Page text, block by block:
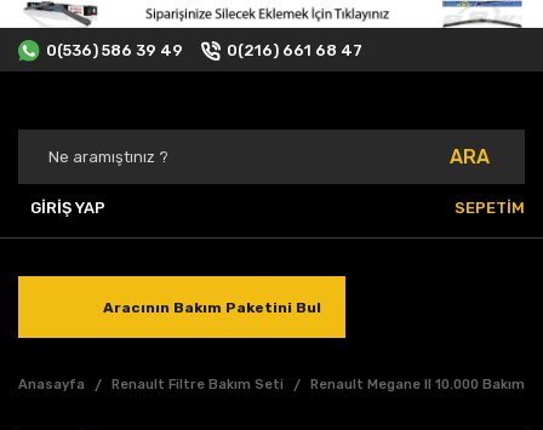
0(536) 586 39 49 0(216) 661 68 47
ARA
GİRİŞ YAP SEPETİM
Aracının Bakım Paketini Bul
Anasayfa Renault Filtre Bakım Seti Renault Megane II 10.000 Bakımı